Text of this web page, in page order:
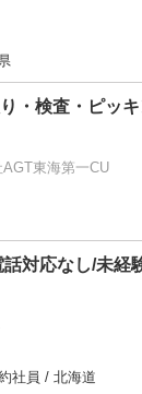
・検査・ピッ
東海第一CU
対応なし/未経
社員 / 北海道